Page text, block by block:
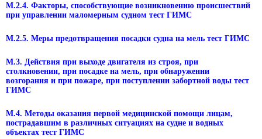
М.2.4. Факторы, способствующие возникновению происшествий
при управлении маломерным судном тест ГИМС
М.2.5. Меры предотвращения посадки судна на мель тест ГИМС
М.3. Действия при выходе двигателя из строя, при
столкновении, при посадке на мель, при обнаружении
возгорания и при пожаре, при поступлении забортной воды тест
ГИМС
М.4. Методы оказания первой медицинской помощи лицам,
пострадавшим в различных ситуациях на судне и водных
объектах тест ГИМС